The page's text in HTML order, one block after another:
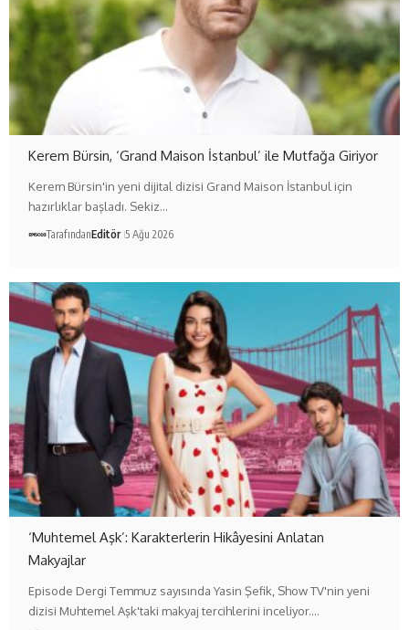
Kerem Bürsin, ‘Grand Maison İstanbul’ ile Mutfağa Giriyor
Kerem Bürsin'in yeni dijital dizisi Grand Maison İstanbul için
hazırlıklar başladı. Sekiz…
TarafındanEditör 5 Ağu 2026
‘Muhtemel Aşk’: Karakterlerin Hikâyesini Anlatan
Makyajlar
Episode Dergi Temmuz sayısında Yasin Şefik, Show TV'nin yeni
dizisi Muhtemel Aşk'taki makyaj tercihlerini inceliyor.…